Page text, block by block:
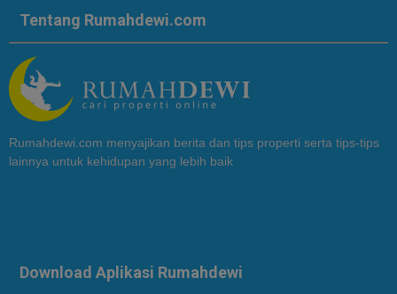
Tentang Rumahdewi.com
Rumahdewi.com menyajikan berita dan tips properti serta tips-tips
lainnya untuk kehidupan yang lebih baik
Download Aplikasi Rumahdewi